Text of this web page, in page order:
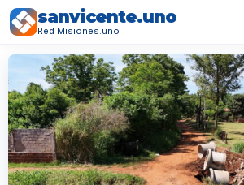
sanvicente.uno
Red Misiones.uno